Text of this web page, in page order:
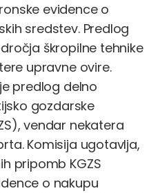
evidence o
sredstev. Predlog
škropilne tehnike
upravne ovire.
predlog delno
gozdarske
vendar nekatera
Komisija ugotavlja,
pripomb KGZS
o nakupu